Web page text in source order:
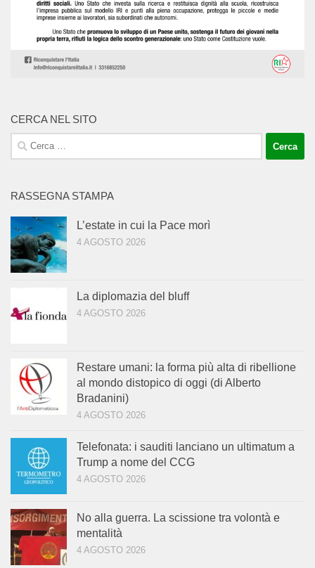
CERCA NEL SITO
Ricerca
per:
RASSEGNA STAMPA
L’estate in cui la Pace morì
4 AGOSTO 2026
La diplomazia del bluff
4 AGOSTO 2026
Restare umani: la forma più alta di ribellione
al mondo distopico di oggi (di Alberto
Bradanini)
4 AGOSTO 2026
Telefonata: i sauditi lanciano un ultimatum a
Trump a nome del CCG
4 AGOSTO 2026
No alla guerra. La scissione tra volontà e
mentalità
4 AGOSTO 2026